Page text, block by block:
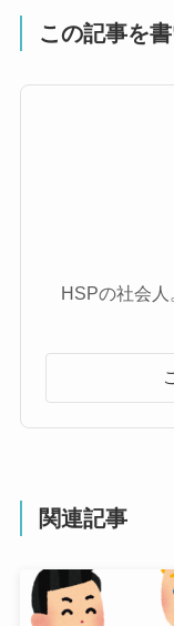
この記事を
HSPの社会
関連記事